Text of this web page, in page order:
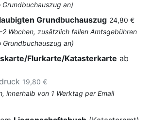
Grundbuchauszug an)
Grundbuchauszug 24,80 €
2 Wochen, zusätzlich fallen Amtsgebühren
Grundbuchauszug an)
Flurkarte/Katasterkarte ab
19,80 €
innerhalb von 1 Werktag per Email